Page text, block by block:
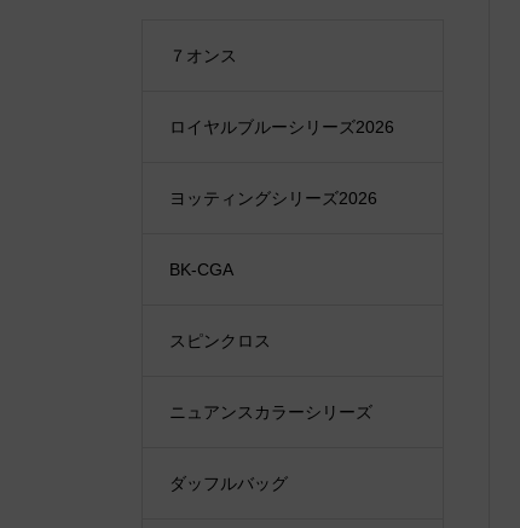
７オンス
ロイヤルブルーシリーズ2026
ヨッティングシリーズ2026
BK-CGA
スピンクロス
ニュアンスカラーシリーズ
ダッフルバッグ